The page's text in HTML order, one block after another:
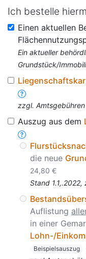
Ich bestelle
Einen aktuellen
Ein aktueller
Grundstück/
zzgl. Amtsgebühren
Auszug aus dem
die neue
24,80 €
Stand
Auflistung
in einer
Lohn-/
Beispielsauszug